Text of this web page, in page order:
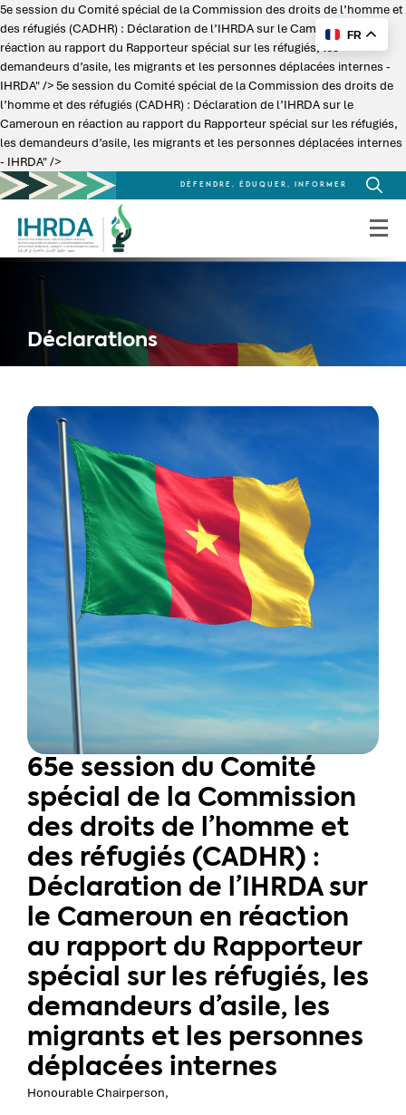
5e session du Comité spécial de la Commission des droits de l’homme et
des réfugiés (CADHR) : Déclaration de l’IHRDA sur le Cameroun en
réaction au rapport du Rapporteur spécial sur les réfugiés, les
demandeurs d’asile, les migrants et les personnes déplacées internes -
IHRDA" />5e session du Comité spécial de la Commission des droits de
l’homme et des réfugiés (CADHR) : Déclaration de l’IHRDA sur le
Cameroun en réaction au rapport du Rapporteur spécial sur les réfugiés,
les demandeurs d’asile, les migrants et les personnes déplacées internes
- IHRDA" />
DÉFENDRE, ÉDUQUER, INFORMER
for:
Déclarations
65e session du Comité
spécial de la Commission
des droits de l’homme et
des réfugiés (CADHR) :
Déclaration de l’IHRDA sur
le Cameroun en réaction
au rapport du Rapporteur
spécial sur les réfugiés, les
demandeurs d’asile, les
migrants et les personnes
déplacées internes
Honourable Chairperson,
FR